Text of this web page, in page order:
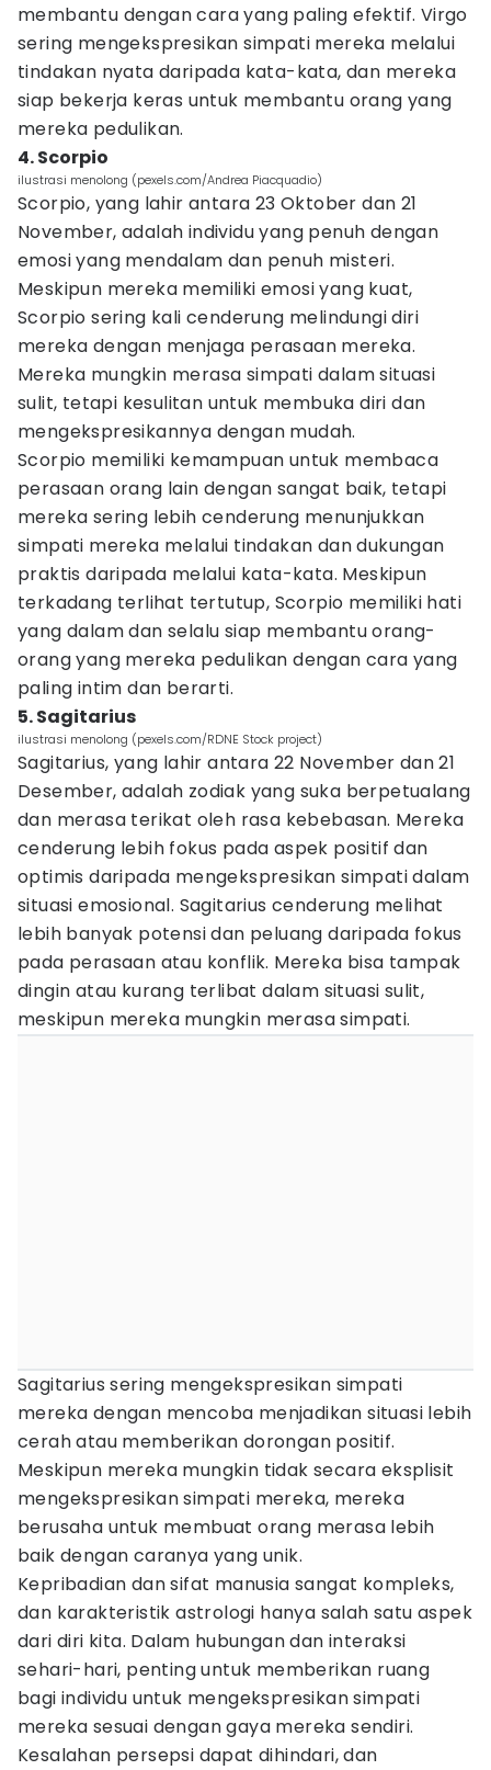
membantu dengan cara yang paling efektif. Virgo
sering mengekspresikan simpati mereka melalui
tindakan nyata daripada kata-kata, dan mereka
siap bekerja keras untuk membantu orang yang
mereka pedulikan.
4. Scorpio
ilustrasi menolong (pexels.com/Andrea Piacquadio)
Scorpio, yang lahir antara 23 Oktober dan 21
November, adalah individu yang penuh dengan
emosi yang mendalam dan penuh misteri.
Meskipun mereka memiliki emosi yang kuat,
Scorpio sering kali cenderung melindungi diri
mereka dengan menjaga perasaan mereka.
Mereka mungkin merasa simpati dalam situasi
sulit, tetapi kesulitan untuk membuka diri dan
mengekspresikannya dengan mudah.
Scorpio memiliki kemampuan untuk membaca
perasaan orang lain dengan sangat baik, tetapi
mereka sering lebih cenderung menunjukkan
simpati mereka melalui tindakan dan dukungan
praktis daripada melalui kata-kata. Meskipun
terkadang terlihat tertutup, Scorpio memiliki hati
yang dalam dan selalu siap membantu orang-
orang yang mereka pedulikan dengan cara yang
paling intim dan berarti.
5. Sagitarius
ilustrasi menolong (pexels.com/RDNE Stock project)
Sagitarius, yang lahir antara 22 November dan 21
Desember, adalah zodiak yang suka berpetualang
dan merasa terikat oleh rasa kebebasan. Mereka
cenderung lebih fokus pada aspek positif dan
optimis daripada mengekspresikan simpati dalam
situasi emosional. Sagitarius cenderung melihat
lebih banyak potensi dan peluang daripada fokus
pada perasaan atau konflik. Mereka bisa tampak
dingin atau kurang terlibat dalam situasi sulit,
meskipun mereka mungkin merasa simpati.
Sagitarius sering mengekspresikan simpati
mereka dengan mencoba menjadikan situasi lebih
cerah atau memberikan dorongan positif.
Meskipun mereka mungkin tidak secara eksplisit
mengekspresikan simpati mereka, mereka
berusaha untuk membuat orang merasa lebih
baik dengan caranya yang unik.
Kepribadian dan sifat manusia sangat kompleks,
dan karakteristik astrologi hanya salah satu aspek
dari diri kita. Dalam hubungan dan interaksi
sehari-hari, penting untuk memberikan ruang
bagi individu untuk mengekspresikan simpati
mereka sesuai dengan gaya mereka sendiri.
Kesalahan persepsi dapat dihindari, dan